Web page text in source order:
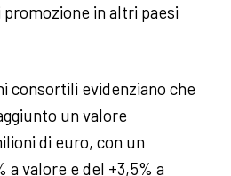
in altri paesi
consortili evidenziano che
un valore
di euro, con un
a valore e del +3,5% a